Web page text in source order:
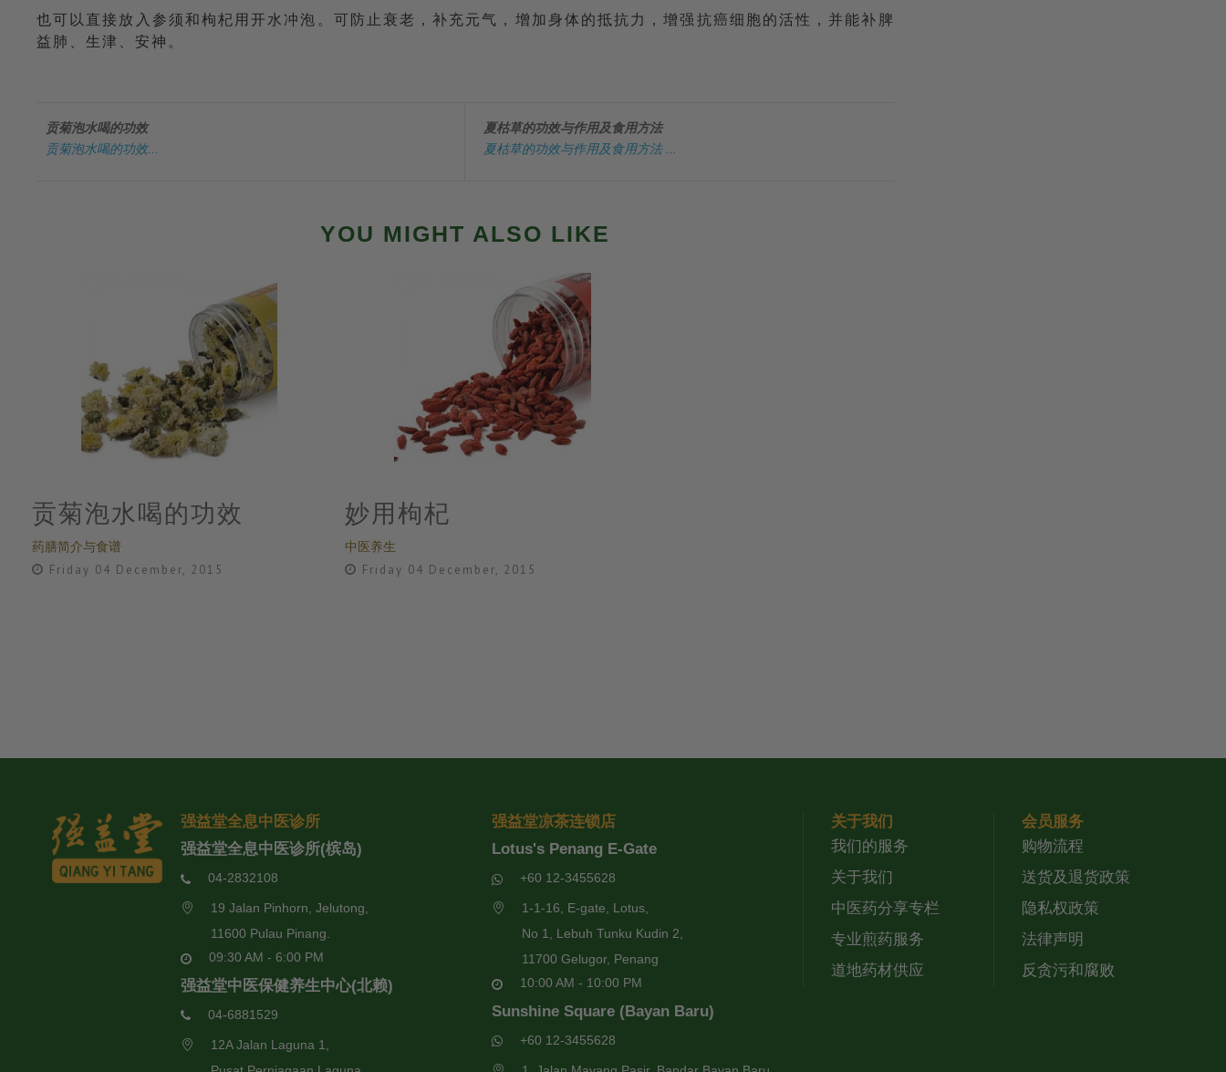
也可以直接放入参须和枸杞用开水冲泡。可防止衰老，补充元气，增加身体的抵抗力，增强抗癌细胞的活性，并能补脾
益肺、生津、安神。
贡菊泡水喝的功效
贡菊泡水喝的功效...
夏枯草的功效与作用及食用方法
夏枯草的功效与作用及食用方法 ...
YOU MIGHT ALSO LIKE
药膳简介与食谱
贡菊泡水喝的功效
Friday 04 December, 2015
中医养生
妙用枸杞
Friday 04 December, 2015
强益堂全息中医诊所
强益堂全息中医诊所(槟岛)
04-2832108
19 Jalan Pinhorn, Jelutong,
11600 Pulau Pinang.
09:30 AM - 6:00 PM
强益堂中医保健养生中心(北赖)
04-6881529
12A Jalan Laguna 1,
强益堂凉茶连锁店
Lotus's Penang E-Gate
+60 12-3455628
1-1-16, E-gate, Lotus,
No 1, Lebuh Tunku Kudin 2,
11700 Gelugor, Penang
10:00 AM - 10:00 PM
Sunshine Square (Bayan Baru)
+60 12-3455628
关于我们
我们的服务
关于我们
中医药分享专栏
专业煎药服务
道地药材供应
会员服务
购物流程
送货及退货政策
隐私权政策
法律声明
反贪污和腐败